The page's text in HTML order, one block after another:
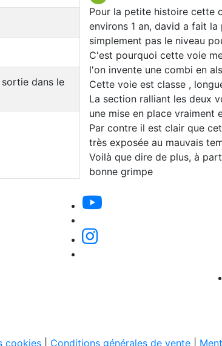
dans le
Pour la petite histoire cette
environs 1 an, david a fait
simplement pas le niveau
C'est pourquoi cette voie
l'on invente une combi en
Cette voie est classe ,
La section ralliant les deux
une mise en place vraiment
Par contre il est clair que
très exposée au mauvais
Voilà que dire de plus, à
bonne grimpe
cookies Conditions générales de vente